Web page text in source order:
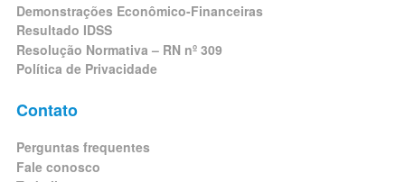
Demonstrações Econômico-Financeiras
Resultado IDSS
Resolução Normativa – RN nº 309
Política de Privacidade
Contato
Perguntas frequentes
Fale conosco